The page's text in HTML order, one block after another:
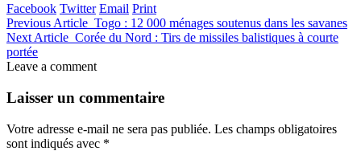
Facebook Twitter Email Print
Previous Article Togo : 12 000 ménages soutenus dans les savanes
Next Article Corée du Nord : Tirs de missiles balistiques à courte
portée
Leave a comment
Laisser un commentaire
Votre adresse e-mail ne sera pas publiée. Les champs obligatoires
sont indiqués avec *